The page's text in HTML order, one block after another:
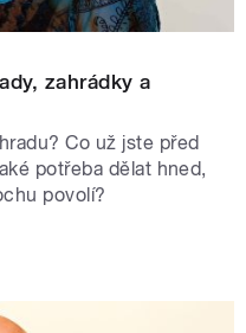
zahrádky a
Co už jste před
potřeba dělat hned,
povolí?